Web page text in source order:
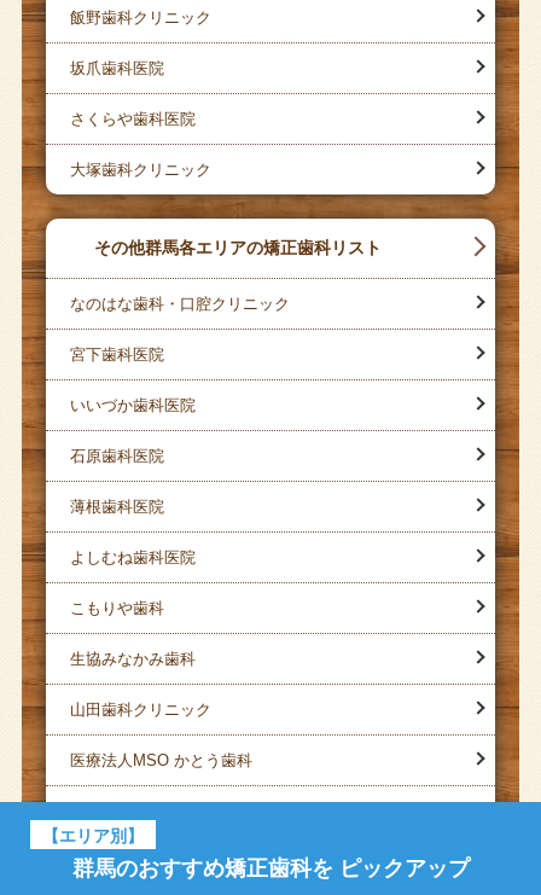
【エリア別】
群馬のおすすめ矯正歯科を ピックアップ
飯野歯科クリニック
坂爪歯科医院
さくらや歯科医院
大塚歯科クリニック
その他群馬各エリアの矯正歯科リスト
なのはな歯科・口腔クリニック
宮下歯科医院
いいづか歯科医院
石原歯科医院
薄根歯科医院
よしむね歯科医院
こもりや歯科
生協みなかみ歯科
山田歯科クリニック
医療法人MSO かとう歯科
星澤歯科医院